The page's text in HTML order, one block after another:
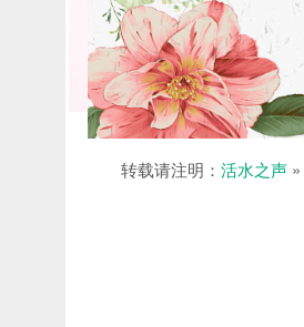
转载请注明： 活水之声 »